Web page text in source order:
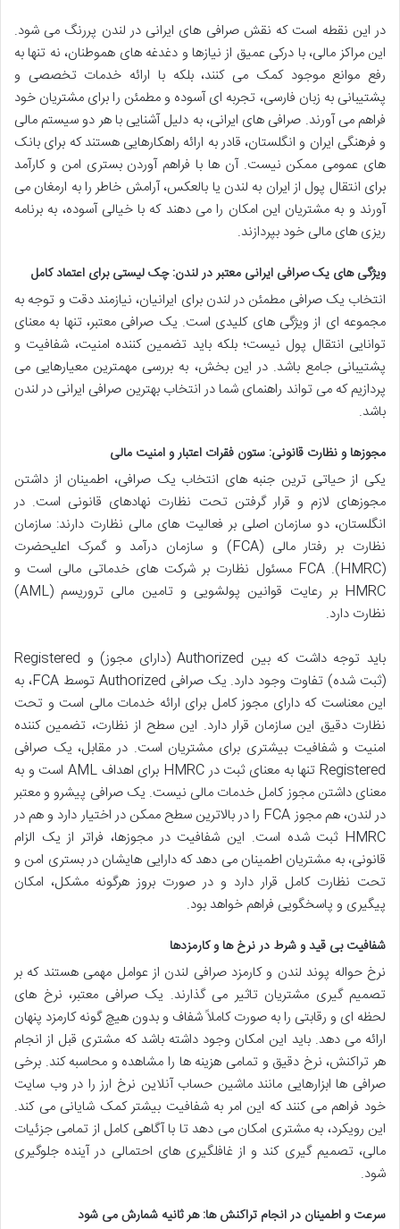
در این نقطه است که نقش صرافی های ایرانی در لندن پررنگ می شود.
این مراکز مالی، با درکی عمیق از نیازها و دغدغه های هموطنان، نه تنها به
رفع موانع موجود کمک می کنند، بلکه با ارائه خدمات تخصصی و
پشتیبانی به زبان فارسی، تجربه ای آسوده و مطمئن را برای مشتریان خود
فراهم می آورند. صرافی های ایرانی، به دلیل آشنایی با هر دو سیستم مالی
و فرهنگی ایران و انگلستان، قادر به ارائه راهکارهایی هستند که برای بانک
های عمومی ممکن نیست. آن ها با فراهم آوردن بستری امن و کارآمد
برای انتقال پول از ایران به لندن یا بالعکس، آرامش خاطر را به ارمغان می
آورند و به مشتریان این امکان را می دهند که با خیالی آسوده، به برنامه
ریزی های مالی خود بپردازند.
ویژگی های یک صرافی ایرانی معتبر در لندن: چک لیستی برای اعتماد کامل
انتخاب یک صرافی مطمئن در لندن برای ایرانیان، نیازمند دقت و توجه به
مجموعه ای از ویژگی های کلیدی است. یک صرافی معتبر، تنها به معنای
توانایی انتقال پول نیست؛ بلکه باید تضمین کننده امنیت، شفافیت و
پشتیبانی جامع باشد. در این بخش، به بررسی مهمترین معیارهایی می
پردازیم که می تواند راهنمای شما در انتخاب بهترین صرافی ایرانی در لندن
باشد.
مجوزها و نظارت قانونی: ستون فقرات اعتبار و امنیت مالی
یکی از حیاتی ترین جنبه های انتخاب یک صرافی، اطمینان از داشتن
مجوزهای لازم و قرار گرفتن تحت نظارت نهادهای قانونی است. در
انگلستان، دو سازمان اصلی بر فعالیت های مالی نظارت دارند: سازمان
نظارت بر رفتار مالی (FCA) و سازمان درآمد و گمرک اعلیحضرت
(HMRC). FCA مسئول نظارت بر شرکت های خدماتی مالی است و
HMRC بر رعایت قوانین پولشویی و تامین مالی تروریسم (AML)
نظارت دارد.
باید توجه داشت که بین Authorized (دارای مجوز) و Registered
(ثبت شده) تفاوت وجود دارد. یک صرافی Authorized توسط FCA، به
این معناست که دارای مجوز کامل برای ارائه خدمات مالی است و تحت
نظارت دقیق این سازمان قرار دارد. این سطح از نظارت، تضمین کننده
امنیت و شفافیت بیشتری برای مشتریان است. در مقابل، یک صرافی
Registered تنها به معنای ثبت در HMRC برای اهداف AML است و به
معنای داشتن مجوز کامل خدمات مالی نیست. یک صرافی پیشرو و معتبر
در لندن، هم مجوز FCA را در بالاترین سطح ممکن در اختیار دارد و هم در
HMRC ثبت شده است. این شفافیت در مجوزها، فراتر از یک الزام
قانونی، به مشتریان اطمینان می دهد که دارایی هایشان در بستری امن و
تحت نظارت کامل قرار دارد و در صورت بروز هرگونه مشکل، امکان
پیگیری و پاسخگویی فراهم خواهد بود.
شفافیت بی قید و شرط در نرخ ها و کارمزدها
نرخ حواله پوند لندن و کارمزد صرافی لندن از عوامل مهمی هستند که بر
تصمیم گیری مشتریان تاثیر می گذارند. یک صرافی معتبر، نرخ های
لحظه ای و رقابتی را به صورت کاملاً شفاف و بدون هیچ گونه کارمزد پنهان
ارائه می دهد. باید این امکان وجود داشته باشد که مشتری قبل از انجام
هر تراکنش، نرخ دقیق و تمامی هزینه ها را مشاهده و محاسبه کند. برخی
صرافی ها ابزارهایی مانند ماشین حساب آنلاین نرخ ارز را در وب سایت
خود فراهم می کنند که این امر به شفافیت بیشتر کمک شایانی می کند.
این رویکرد، به مشتری امکان می دهد تا با آگاهی کامل از تمامی جزئیات
مالی، تصمیم گیری کند و از غافلگیری های احتمالی در آینده جلوگیری
شود.
سرعت و اطمینان در انجام تراکنش ها: هر ثانیه شمارش می شود